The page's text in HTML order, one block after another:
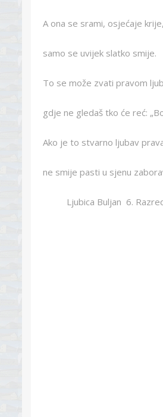
A ona se srami, osjećaje krije,
samo se uvijek slatko smije.
To se može zvati pravom
gdje ne gledaš tko će reć:
Ako je to stvarno ljubav
ne smije pasti u sjenu
Ljubica Buljan 6.